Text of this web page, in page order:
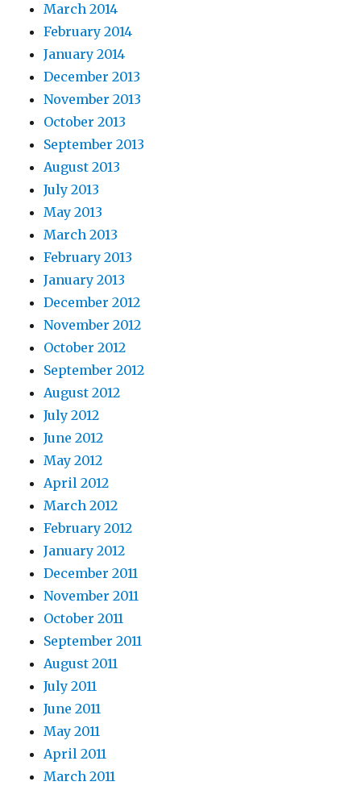
March 2014
February 2014
January 2014
December 2013
November 2013
October 2013
September 2013
August 2013
July 2013
May 2013
March 2013
February 2013
January 2013
December 2012
November 2012
October 2012
September 2012
August 2012
July 2012
June 2012
May 2012
April 2012
March 2012
February 2012
January 2012
December 2011
November 2011
October 2011
September 2011
August 2011
July 2011
June 2011
May 2011
April 2011
March 2011